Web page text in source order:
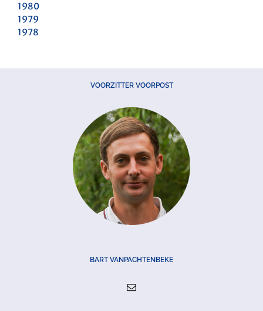
1980
1979
1978
VOORZITTER VOORPOST
BART VANPACHTENBEKE